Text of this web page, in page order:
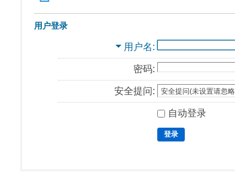
用户登录
用户名
密码:
安全提问:
自动登录
登录